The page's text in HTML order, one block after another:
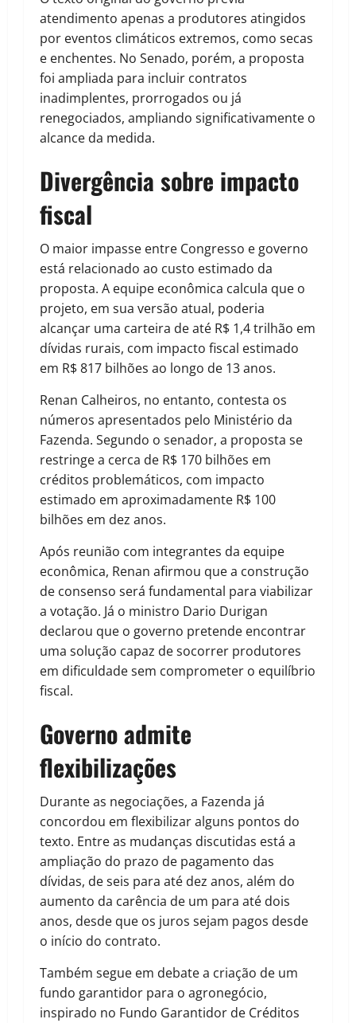
atendimento apenas a produtores atingidos
por eventos climáticos extremos, como secas
e enchentes. No Senado, porém, a proposta
foi ampliada para incluir contratos
inadimplentes, prorrogados ou já
renegociados, ampliando significativamente o
alcance da medida.
Divergência sobre impacto
fiscal
O maior impasse entre Congresso e governo
está relacionado ao custo estimado da
proposta. A equipe econômica calcula que o
projeto, em sua versão atual, poderia
alcançar uma carteira de até R$ 1,4 trilhão em
dívidas rurais, com impacto fiscal estimado
em R$ 817 bilhões ao longo de 13 anos.
Renan Calheiros, no entanto, contesta os
números apresentados pelo Ministério da
Fazenda. Segundo o senador, a proposta se
restringe a cerca de R$ 170 bilhões em
créditos problemáticos, com impacto
estimado em aproximadamente R$ 100
bilhões em dez anos.
Após reunião com integrantes da equipe
econômica, Renan afirmou que a construção
de consenso será fundamental para viabilizar
a votação. Já o ministro Dario Durigan
declarou que o governo pretende encontrar
uma solução capaz de socorrer produtores
em dificuldade sem comprometer o equilíbrio
fiscal.
Governo admite
flexibilizações
Durante as negociações, a Fazenda já
concordou em flexibilizar alguns pontos do
texto. Entre as mudanças discutidas está a
ampliação do prazo de pagamento das
dívidas, de seis para até dez anos, além do
aumento da carência de um para até dois
anos, desde que os juros sejam pagos desde
o início do contrato.
Também segue em debate a criação de um
fundo garantidor para o agronegócio,
inspirado no Fundo Garantidor de Créditos